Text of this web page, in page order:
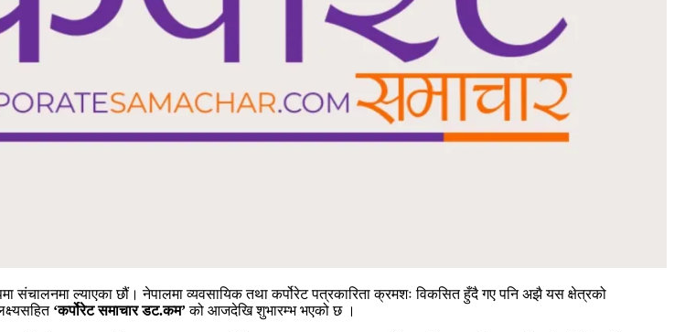
संचालनमा ल्याएका छौं। नेपालमा व्यवसायिक तथा कर्पोरेट पत्रकारिता क्रमशः विकसित हुँदै गए पनि अझै यस क्षेत्रको
‘कर्पोरेट समाचार डट.कम’को आजदेखि शुभारम्भ भएको छ ।